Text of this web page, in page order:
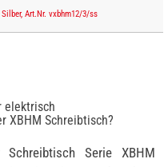
Art.Nr. vxbhm12/3/ss
elektrisch
XBHM Schreibtisch?
Schreibtisch Serie XBHM